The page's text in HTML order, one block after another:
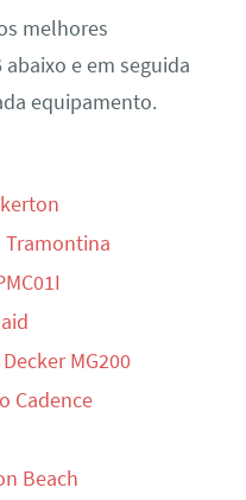
melhores
e em seguida
equipamento.
Tramontina
MG200
Cadence
Beach